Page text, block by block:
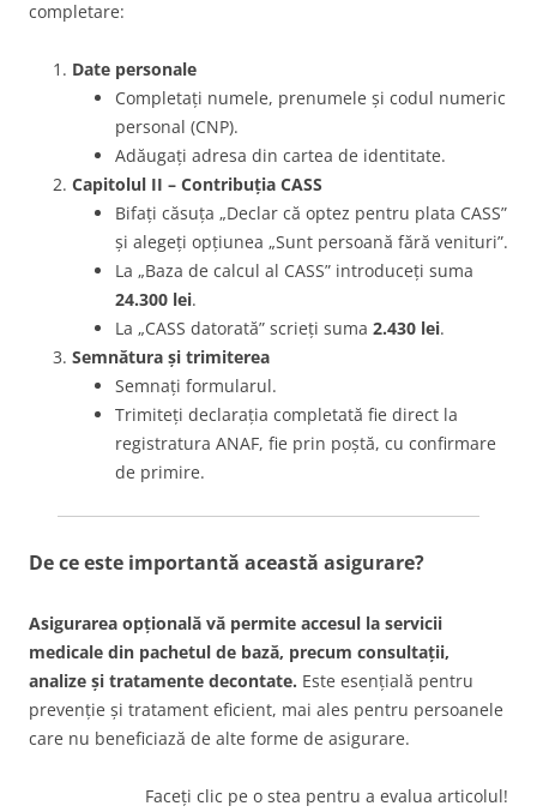
completare:
Date personale
Completați numele, prenumele și codul numeric
personal (CNP).
Adăugați adresa din cartea de identitate.
Capitolul II – Contribuția CASS
Bifați căsuța „Declar că optez pentru plata CASS”
și alegeți opțiunea „Sunt persoană fără venituri”.
La „Baza de calcul al CASS” introduceți suma
24.300 lei.
La „CASS datorată” scrieți suma 2.430 lei.
Semnătura și trimiterea
Semnați formularul.
Trimiteți declarația completată fie direct la
registratura ANAF, fie prin poștă, cu confirmare
de primire.
De ce este importantă această asigurare?
Asigurarea opțională vă permite accesul la servicii
medicale din pachetul de bază, precum consultații,
analize și tratamente decontate. Este esențială pentru
prevenție și tratament eficient, mai ales pentru persoanele
care nu beneficiază de alte forme de asigurare.
Faceți clic pe o stea pentru a evalua articolul!